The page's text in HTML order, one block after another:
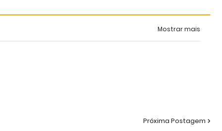
Mostrar mais
Próxima Postagem